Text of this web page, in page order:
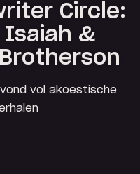
Circle:
Isaiah &
vol akoestische